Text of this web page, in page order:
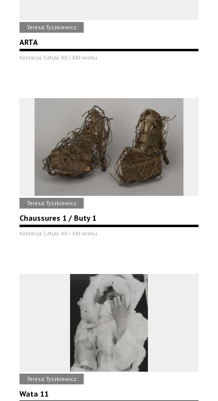
Teresa Tyszkiewicz
ARTA
Kolekcja Sztuki XX i XXI wieku
Teresa Tyszkiewicz
Chaussures 1 / Buty 1
Kolekcja Sztuki XX i XXI wieku
Teresa Tyszkiewicz
Wata 11